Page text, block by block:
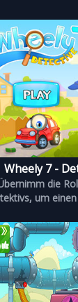
Wheely 7 -
die
um